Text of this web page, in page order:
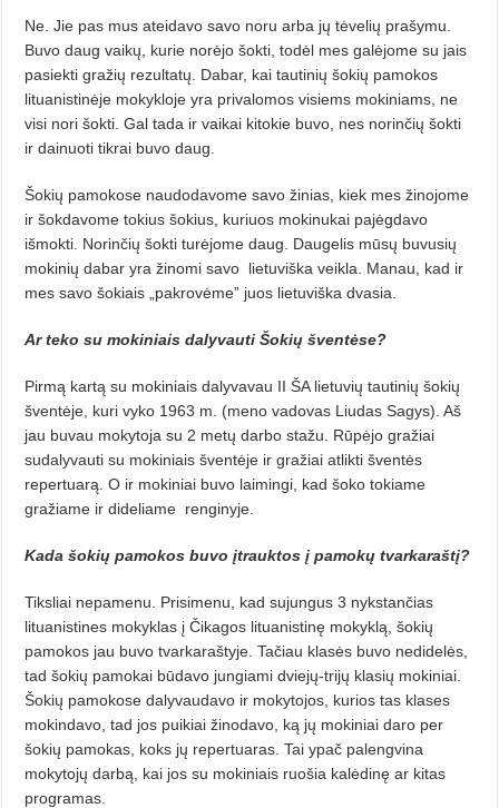
Ne. Jie pas mus ateidavo savo noru arba jų tėvelių prašymu.
Buvo daug vaikų, kurie norėjo šokti, todėl mes galėjome su jais
pasiekti gražių rezultatų. Dabar, kai tautinių šokių pamokos
lituanistinėje mokykloje yra privalomos visiems mokiniams, ne
visi nori šokti. Gal tada ir vaikai kitokie buvo, nes norinčių šokti
ir dainuoti tikrai buvo daug.
Šokių pamokose naudodavome savo žinias, kiek mes žinojome
ir šokdavome tokius šokius, kuriuos mokinukai pajėgdavo
išmokti. Norinčių šokti turėjome daug. Daugelis mūsų buvusių
mokinių dabar yra žinomi savo lietuviška veikla. Manau, kad ir
mes savo šokiais „pakrovėme” juos lietuviška dvasia.
Ar teko su mokiniais dalyvauti Šokių šventėse?
Pirmą kartą su mokiniais dalyvavau II ŠA lietuvių tautinių šokių
šventėje, kuri vyko 1963 m. (meno vadovas Liudas Sagys). Aš
jau buvau mokytoja su 2 metų darbo stažu. Rūpėjo gražiai
sudalyvauti su mokiniais šventėje ir gražiai atlikti šventės
repertuarą. O ir mokiniai buvo laimingi, kad šoko tokiame
gražiame ir dideliame renginyje.
Kada šokių pamokos buvo įtrauktos į pamokų tvarkaraštį?
Tiksliai nepamenu. Prisimenu, kad sujungus 3 nykstančias
lituanistines mokyklas į Čikagos lituanistinę mokyklą, šokių
pamokos jau buvo tvarkaraštyje. Tačiau klasės buvo nedidelės,
tad šokių pamokai būdavo jungiami dviejų-trijų klasių mokiniai.
Šokių pamokose dalyvaudavo ir mokytojos, kurios tas klases
mokindavo, tad jos puikiai žinodavo, ką jų mokiniai daro per
šokių pamokas, koks jų repertuaras. Tai ypač palengvina
mokytojų darbą, kai jos su mokiniais ruošia kalėdinę ar kitas
programas.